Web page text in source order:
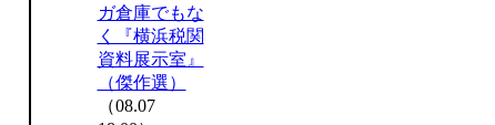
ガ倉庫でもな
く『横浜税関
資料展示室』
（傑作選）
（08.07